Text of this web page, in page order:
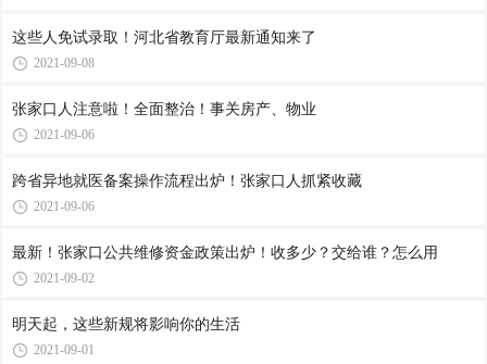
这些人免试录取！河北省教育厅最新通知来了
2021-09-08
张家口人注意啦！全面整治！事关房产、物业
2021-09-06
跨省异地就医备案操作流程出炉！张家口人抓紧收藏
2021-09-06
最新！张家口公共维修资金政策出炉！收多少？交给谁？怎么用
2021-09-02
明天起，这些新规将影响你的生活
2021-09-01